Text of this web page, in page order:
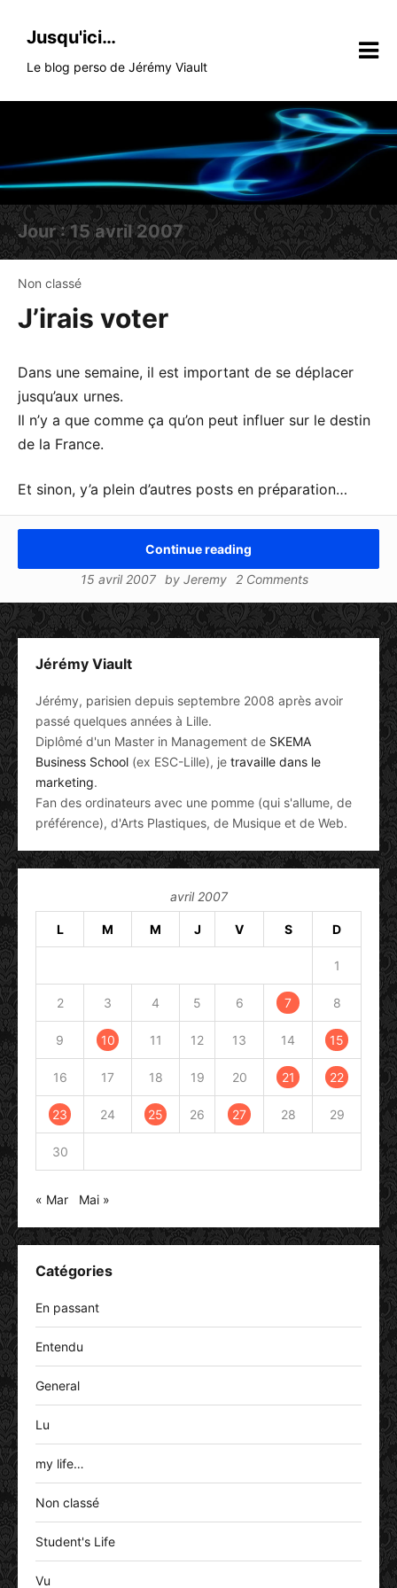
Jusqu'ici…
Le blog perso de Jérémy Viault
Jour :15 avril 2007
Non classé
J’irais voter
Dans une semaine, il est important de se déplacer
jusqu’aux urnes.
Il n’y a que comme ça qu’on peut influer sur le destin
de la France.
Et sinon, y’a plein d’autres posts en préparation…
Continue reading
15 avril 2007
by Jeremy 2 Comments
Jérémy Viault
Jérémy, parisien depuis septembre 2008 après avoir
passé quelques années à Lille.
Diplômé d'un Master in Management de SKEMA
Business School (ex ESC-Lille), je travaille dans le
marketing.
Fan des ordinateurs avec une pomme (qui s'allume, de
préférence), d'Arts Plastiques, de Musique et de Web.
avril 2007
L M M J V S D
1
2 3 4 5 6 7 8
9 10 11 12 13 14 15
16 17 18 19 20 21 22
23 24 25 26 27 28 29
30
« Mar Mai »
Catégories
En passant
Entendu
General
Lu
my life…
Non classé
Student's Life
Vu